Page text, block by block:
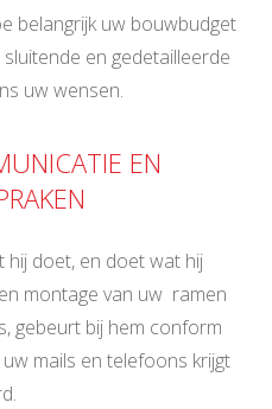
belangrijk uw bouwbudget
en gedetailleerde
uw wensen.
EN
hij doet, en doet wat hij
montage van uw ramen
gebeurt bij hem conform
mails en telefoons krijgt